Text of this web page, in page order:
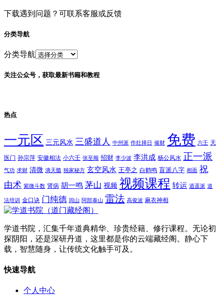
下载遇到问题？可联系客服或反馈
分类导航
分类导航
关注公众号，获取最新书籍和教程
热点
一元区 三元风水 三盛道人 中州派 作灶择日 催财 免费 六壬 天
医门 孙宗萍 安徽相法 小六壬 张至顺 招财 李少波 李洪成 杨公风水 正一派
气功 求财 清微 滴天髓 独家秘方 玄空风水 王亭之 白鹤鸣 盲派八字 相面 祝
由术 紫微斗数 肾病 胡一鸣 茅山 视频 视频课程 转运 逍遥派 道
法培训 金口诀 门纯德 闾山 阿部泰山 雷法 高俊波 麻衣神相
学道书院，汇集千年道典精华、珍贵经籍、修行课程。无论初
探阴阳，还是深研丹道，这里都是你的云端藏经阁。静心下
载，智慧随身，让传统文化触手可及。
快速导航
个人中心